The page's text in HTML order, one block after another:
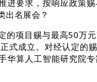
进要求，按响应政策
出名展会？
项目赐与最高50万元
式成立。对经认定的
华算人工智能研究院